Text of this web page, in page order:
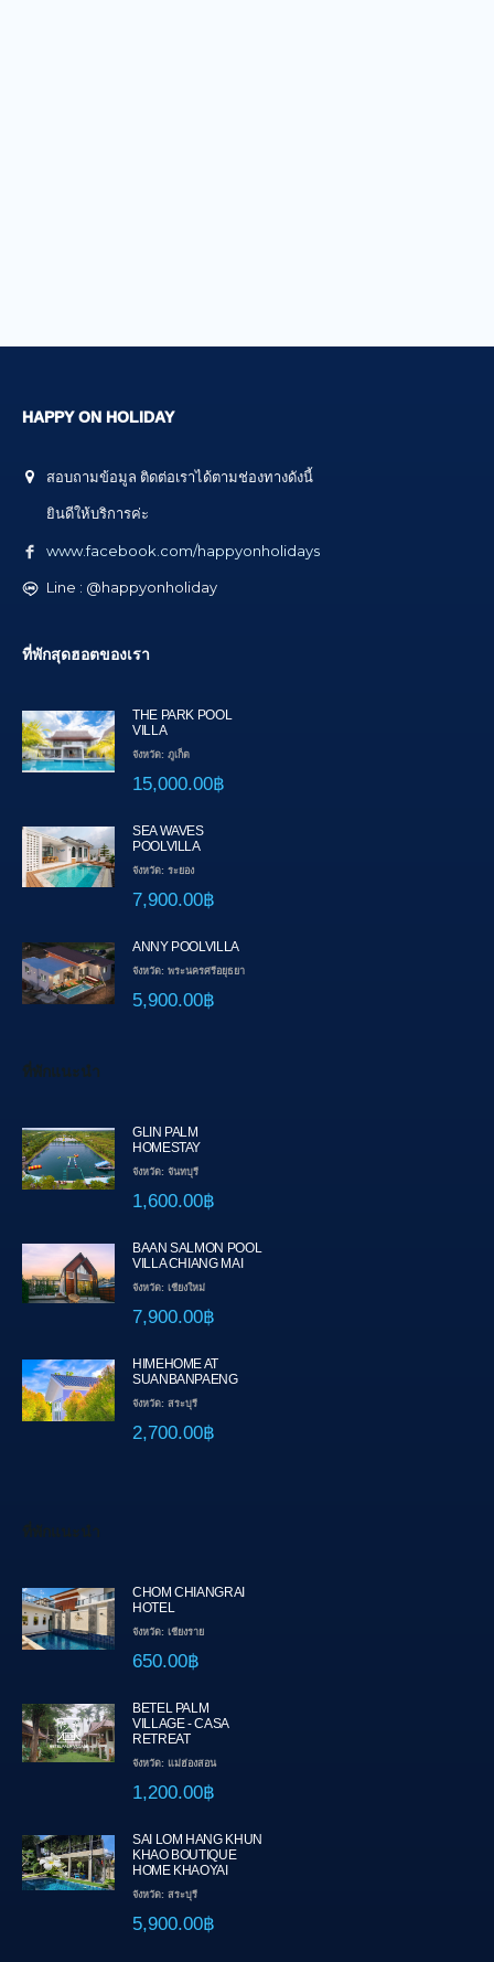
HAPPY ON HOLIDAY
สอบถามข้อมูล ติดต่อเราได้ตามช่องทางดังนี้
ยินดีให้บริการค่ะ
www.facebook.com/happyonholidays
Line : @happyonholiday
ที่พักสุดฮอตของเรา
THE PARK POOL
VILLA
จังหวัด: ภูเก็ต
15,000.00฿
SEA WAVES
POOLVILLA
จังหวัด: ระยอง
7,900.00฿
ANNY POOLVILLA
จังหวัด: พระนครศรีอยุธยา
5,900.00฿
ที่พักแนะนำ
GLIN PALM
HOMESTAY
จังหวัด: จันทบุรี
1,600.00฿
BAAN SALMON POOL
VILLA CHIANG MAI
จังหวัด: เชียงใหม่
7,900.00฿
HIMEHOME AT
SUANBANPAENG
จังหวัด: สระบุรี
2,700.00฿
ที่พักแนะนำ
CHOM CHIANGRAI
HOTEL
จังหวัด: เชียงราย
650.00฿
BETEL PALM
VILLAGE - CASA
RETREAT
จังหวัด: แม่ฮ่องสอน
1,200.00฿
SAI LOM HANG KHUN
KHAO BOUTIQUE
HOME KHAOYAI
จังหวัด: สระบุรี
5,900.00฿